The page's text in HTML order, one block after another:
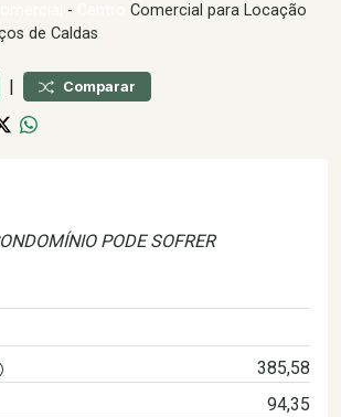
-
Comercial para Locação
de Caldas
| Comparar
PODE SOFRER
385,58
94,35